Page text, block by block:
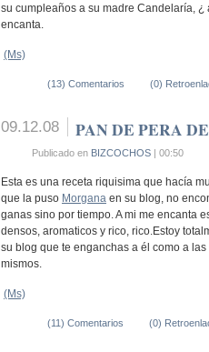
su cumpleaños a su madre Candelaría,
encanta.
(Ms)
(13) Comentarios (0)
09.12.08 PAN DE PERA
Publicado en BIZCOCHOS| 00:50
Esta es una receta riquisima que hacía
que la puso Morgana en su blog, no
ganas sino por tiempo. A mi me encanta
densos, aromaticos y rico, rico.Estoy
su blog que te enganchas a él como a
mismos.
(Ms)
(11) Comentarios (0)